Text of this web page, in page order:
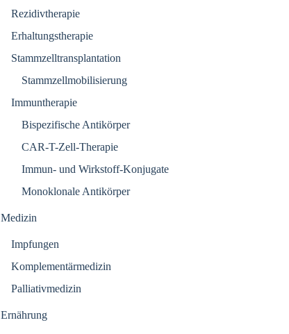
Rezidivtherapie
Erhaltungstherapie
Stammzelltransplantation
Stammzellmobilisierung
Immuntherapie
Bispezifische Antikörper
CAR-T-Zell-Therapie
Immun- und Wirkstoff-Konjugate
Monoklonale Antikörper
Medizin
Impfungen
Komplementärmedizin
Palliativmedizin
Ernährung